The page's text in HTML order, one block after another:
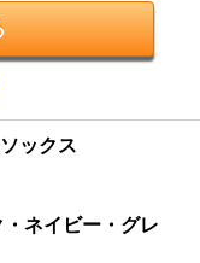
ックス
・ネイビー・グレ